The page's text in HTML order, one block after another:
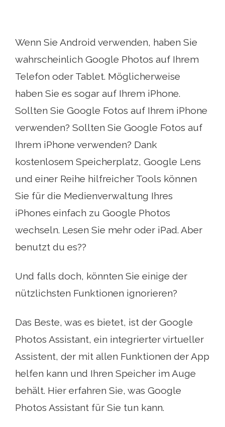
Wenn Sie Android verwenden, haben Sie
wahrscheinlich Google Photos auf Ihrem
Telefon oder Tablet. Möglicherweise
haben Sie es sogar auf Ihrem iPhone.
Sollten Sie Google Fotos auf Ihrem iPhone
verwenden? Sollten Sie Google Fotos auf
Ihrem iPhone verwenden? Dank
kostenlosem Speicherplatz, Google Lens
und einer Reihe hilfreicher Tools können
Sie für die Medienverwaltung Ihres
iPhones einfach zu Google Photos
wechseln. Lesen Sie mehr oder iPad. Aber
benutzt du es??
Und falls doch, könnten Sie einige der
nützlichsten Funktionen ignorieren?
Das Beste, was es bietet, ist der Google
Photos Assistant, ein integrierter virtueller
Assistent, der mit allen Funktionen der App
helfen kann und Ihren Speicher im Auge
behält. Hier erfahren Sie, was Google
Photos Assistant für Sie tun kann.